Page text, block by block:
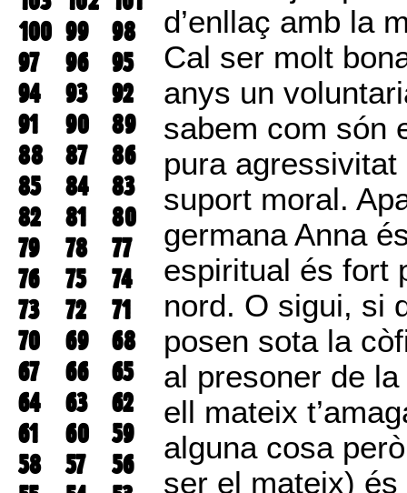
100 99
98
97
96
95
94
93
92
91
90
89
88
87
86
85
84
83
82
81
80
79
78
77
76
75
74
73
72
71
70
69
68
67
66
65
64
63
62
61
60
59
58
57
56
d’enllaç amb la
Cal ser molt
anys un
sabem com són
pura
suport moral.
germana Anna
espiritual és fort
nord. O sigui, si
posen sota la
al presoner de
ell mateix
alguna cosa
ser el mateix)